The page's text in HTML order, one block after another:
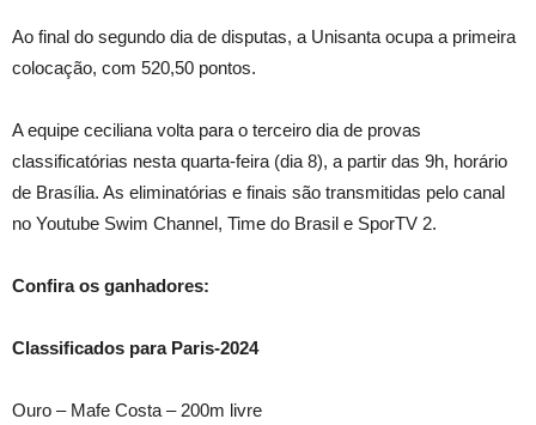
Ao final do segundo dia de disputas, a Unisanta ocupa a primeira
colocação, com 520,50 pontos.
A equipe ceciliana volta para o terceiro dia de provas
classificatórias nesta quarta-feira (dia 8), a partir das 9h, horário
de Brasília. As eliminatórias e finais são transmitidas pelo canal
no Youtube Swim Channel, Time do Brasil e SporTV 2.
Confira os ganhadores:
Classificados para Paris-2024
Ouro – Mafe Costa – 200m livre